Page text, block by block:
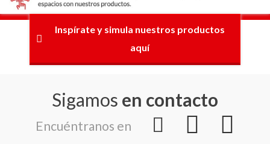
Inspírate y simula nuestros productos
aquí
Sigamos en contacto
Encuéntranos en